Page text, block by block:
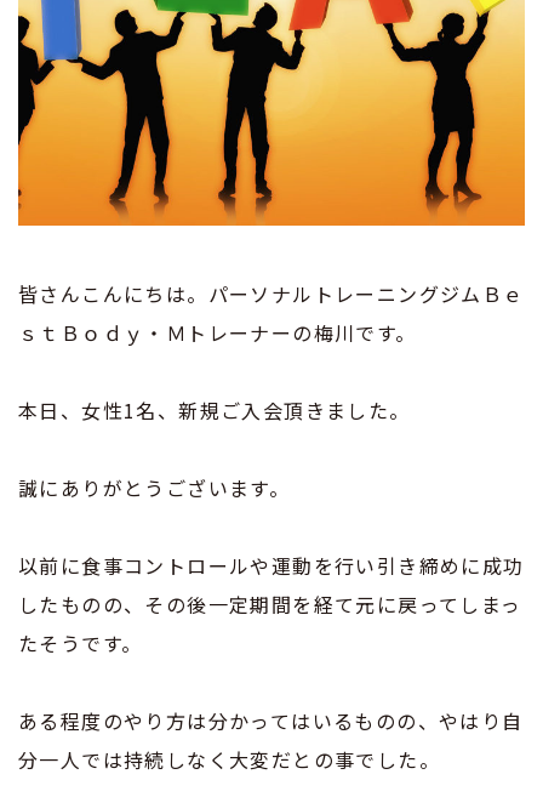
皆さんこんにちは。パーソナルトレーニングジムＢｅ
ｓｔＢｏｄｙ・Ｍトレーナーの梅川です。
本日、女性1名、新規ご入会頂きました。
誠にありがとうございます。
以前に食事コントロールや運動を行い引き締めに成功
したものの、その後一定期間を経て元に戻ってしまっ
たそうです。
ある程度のやり方は分かってはいるものの、やはり自
分一人では持続しなく大変だとの事でした。